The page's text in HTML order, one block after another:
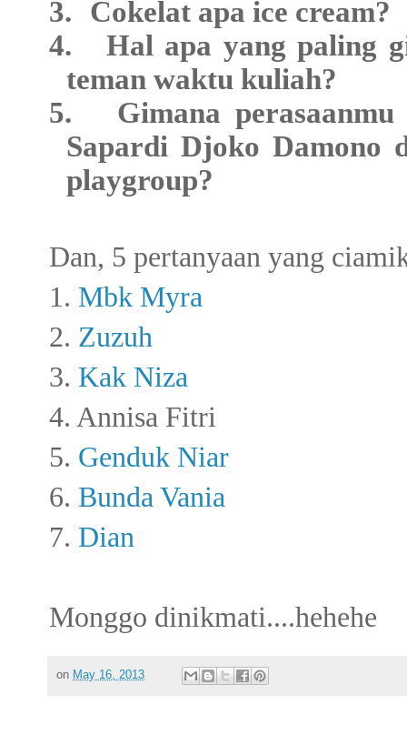
3.
Cokelat apa ice cream?
4.
Hal apa yang paling
teman waktu kuliah?
5.
Gimana
Sapardi Djoko Damono
playgroup?
Dan, 5 pertanyaan yang
1. Mbk Myra
2. Zuzuh
3. Kak Niza
4. Annisa Fitri
5. Genduk Niar
6. Bunda Vania
7. Dian
Monggo dinikmati....hehehe
on May 16, 2013